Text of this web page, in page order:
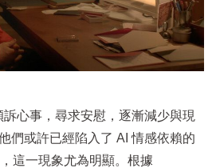
心事，尋求安慰，逐漸減少與現
們或許已經陷入了 AI 情感依賴的
這一現象尤為明顯。根據